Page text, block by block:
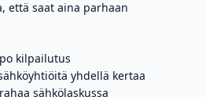
että saat aina parhaan
kilpailutus
yhdellä kertaa
sähkölaskussa